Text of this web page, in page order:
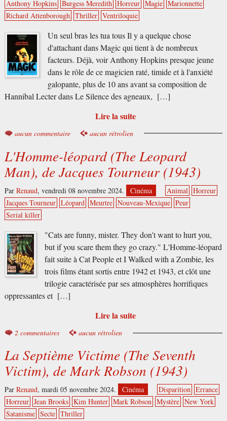
Anthony Hopkins Burgess Meredith Horreur Magie Marionnette
Richard Attenborough Thriller Ventriloquie
Un seul bras les tua tous Il y a quelque chose
d'attachant dans Magic qui tient à de nombreux
facteurs. Déjà, voir Anthony Hopkins presque jeune
dans le rôle de ce magicien raté, timide et à l'anxiété
galopante, plus de 10 ans avant sa composition de
Hannibal Lecter dans Le Silence des agneaux, […]
Lire la suite
aucun commentaire aucun rétrolien
L'Homme-léopard (The Leopard
Man), de Jacques Tourneur (1943)
Par Renaud, vendredi 08 novembre 2024. Cinéma Animal Horreur
Jacques Tourneur Léopard Meurtre Nouveau-Mexique Peur
Serial killer
"Cats are funny, mister. They don't want to hurt you,
but if you scare them they go crazy." L'Homme-léopard
fait suite à Cat People et I Walked with a Zombie, les
trois films étant sortis entre 1942 et 1943, et clôt une
trilogie caractérisée par ses atmosphères horrifiques
oppressantes et […]
Lire la suite
2 commentaires aucun rétrolien
La Septième Victime (The Seventh
Victim), de Mark Robson (1943)
Par Renaud, mardi 05 novembre 2024. Cinéma Disparition Errance
Horreur Jean Brooks Kim Hunter Mark Robson Mystère New York
Satanisme Secte Thriller